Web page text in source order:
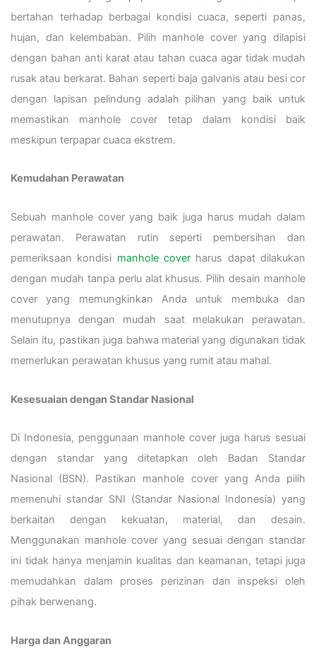
bertahan terhadap berbagai kondisi cuaca, seperti panas,
hujan, dan kelembaban. Pilih manhole cover yang dilapisi
dengan bahan anti karat atau tahan cuaca agar tidak mudah
rusak atau berkarat. Bahan seperti baja galvanis atau besi cor
dengan lapisan pelindung adalah pilihan yang baik untuk
memastikan manhole cover tetap dalam kondisi baik
meskipun terpapar cuaca ekstrem.
Kemudahan Perawatan
Sebuah manhole cover yang baik juga harus mudah dalam
perawatan. Perawatan rutin seperti pembersihan dan
pemeriksaan kondisi manhole cover harus dapat dilakukan
dengan mudah tanpa perlu alat khusus. Pilih desain manhole
cover yang memungkinkan Anda untuk membuka dan
menutupnya dengan mudah saat melakukan perawatan.
Selain itu, pastikan juga bahwa material yang digunakan tidak
memerlukan perawatan khusus yang rumit atau mahal.
Kesesuaian dengan Standar Nasional
Di Indonesia, penggunaan manhole cover juga harus sesuai
dengan standar yang ditetapkan oleh Badan Standar
Nasional (BSN). Pastikan manhole cover yang Anda pilih
memenuhi standar SNI (Standar Nasional Indonesia) yang
berkaitan dengan kekuatan, material, dan desain.
Menggunakan manhole cover yang sesuai dengan standar
ini tidak hanya menjamin kualitas dan keamanan, tetapi juga
memudahkan dalam proses perizinan dan inspeksi oleh
pihak berwenang.
Harga dan Anggaran